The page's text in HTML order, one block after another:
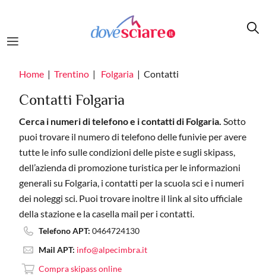
Home Trentino Folgaria Contatti
Contatti Folgaria
Cerca i numeri di telefono e i contatti di Folgaria. Sotto
puoi trovare il numero di telefono delle funivie per avere
tutte le info sulle condizioni delle piste e sugli skipass,
dell’azienda di promozione turistica per le informazioni
generali su Folgaria, i contatti per la scuola sci e i numeri
dei noleggi sci. Puoi trovare inoltre il link al sito ufficiale
della stazione e la casella mail per i contatti.
Telefono APT: 0464724130
Mail APT: info@alpecimbra.it
Compra skipass online